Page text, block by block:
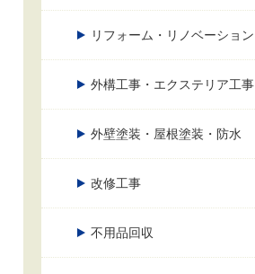
リフォーム・リノベーション
外構工事・エクステリア工事
外壁塗装・屋根塗装・防水
改修工事
不用品回収